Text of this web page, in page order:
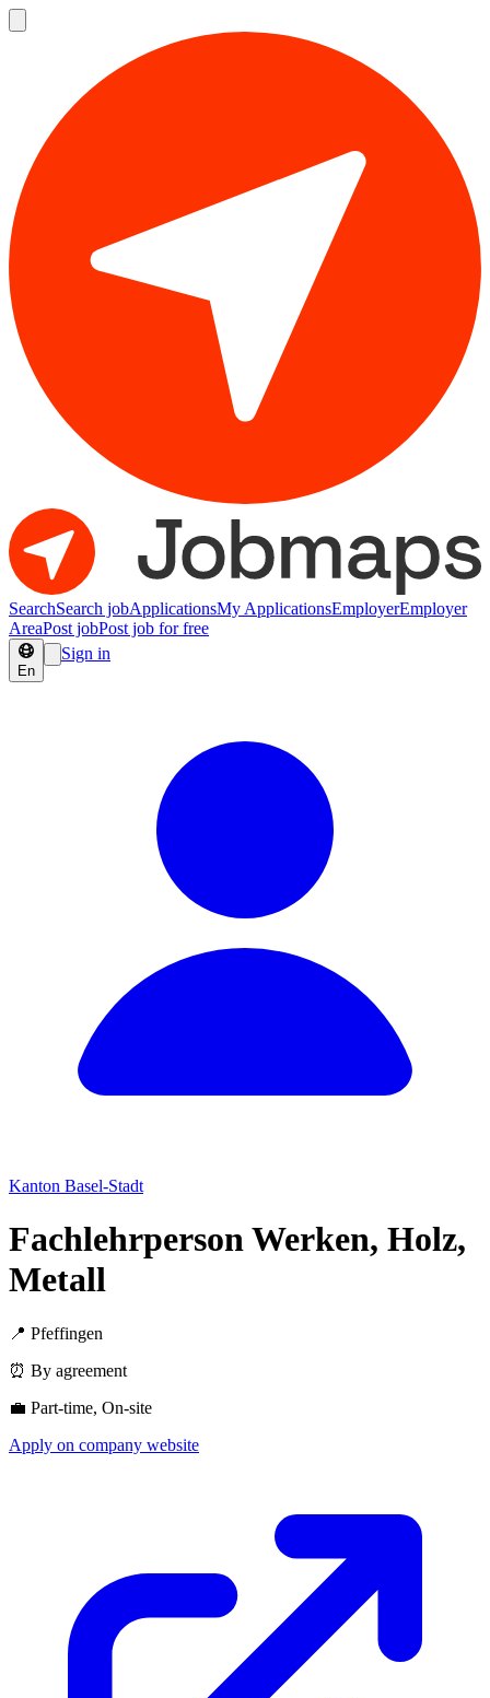
SearchSearch jobApplicationsMy ApplicationsEmployerEmployer
AreaPost jobPost job for free
En
Sign in
Kanton Basel-Stadt
Fachlehrperson Werken, Holz,
Metall
📍 Pfeffingen
⏰ By agreement
💼 Part-time, On-site
Apply on company website